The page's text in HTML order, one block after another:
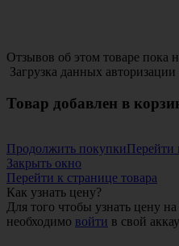
Отзывов об этом товаре пока
Загрузка данных авторизации
Товар добавлен в
Продолжить покупкиПерейти
Закрыть окно
Перейти к странице товара
Как узнать цену?
Для того чтобы узнать цену
необходимо войти в свой